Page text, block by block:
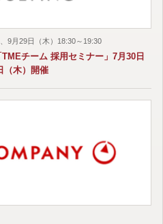
9月29日（木）18:30～19:30
チーム 採用セミナー」7月30日
（木）開催